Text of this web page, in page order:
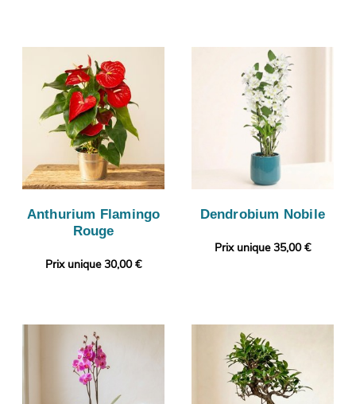
Anthurium Flamingo
Rouge
Prix unique 30,00 €
Dendrobium Nobile
Prix unique 35,00 €